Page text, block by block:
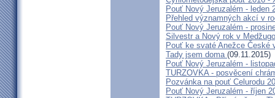
Pouť Nový Jeruzalém - leden
Přehled významných akcí v
Pouť Nový Jeruzalém -
Silvestr a Nový rok v
Pouť ke svaté Anežce České
Tady jsem doma (09.11.2015)
Pouť Nový Jeruzalém -
TURZOVKA - posvěcení
Pozvánka na pouť Celurodu
Pouť Nový Jeruzalém - říjen